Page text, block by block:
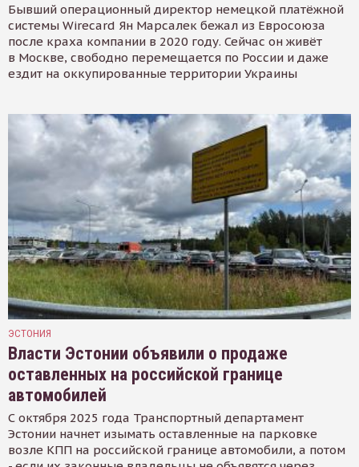
Бывший операционный директор немецкой платёжной
системы Wirecard Ян Марсалек бежал из Евросоюза
после краха компании в 2020 году. Сейчас он живёт
в Москве, свободно перемещается по России и даже
ездит на оккупированные территории Украины
ЭСТОНИЯ
Власти Эстонии объявили о продаже
оставленных на российской границе
автомобилей
С октября 2025 года Транспортный департамент
Эстонии начнет изымать оставленные на парковке
возле КПП на российской границе автомобили, а потом